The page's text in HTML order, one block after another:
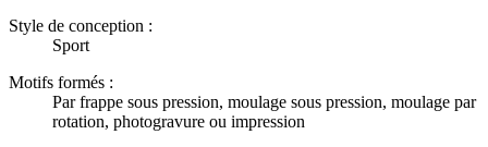
Style de conception :
Sport
Motifs formés :
Par frappe sous pression, moulage sous pression, moulage par
rotation, photogravure ou impression